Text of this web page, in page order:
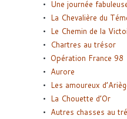
Une journée
La Chevalière du
Le Chemin de la
Chartres au trésor
Opération France 98
Aurore
Les amoureux
La Chouette d’Or
Autres chasses au